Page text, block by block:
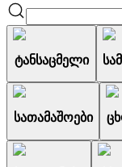
ტანსაცმელი
სათამაშოები